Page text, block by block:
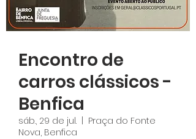
Encontro de
carros clássicos -
Benfica
sáb., 29 de jul.
  |
Praça do Fonte
Nova, Benfica